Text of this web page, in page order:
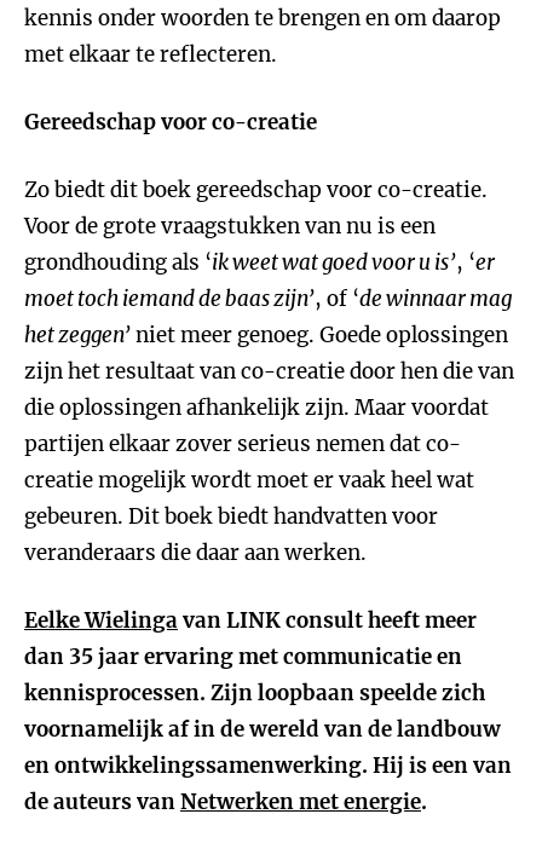
kennis onder woorden te brengen en om daarop
met elkaar te reflecteren.
Gereedschap voor co-creatie
Zo biedt dit boek gereedschap voor co-creatie.
Voor de grote vraagstukken van nu is een
grondhouding als ‘ik weet wat goed voor u is’, ‘er
moet toch iemand de baas zijn’, of ‘de winnaar mag
het zeggen’niet meer genoeg. Goede oplossingen
zijn het resultaat van co-creatie door hen die van
die oplossingen afhankelijk zijn. Maar voordat
partijen elkaar zover serieus nemen dat co-
creatie mogelijk wordt moet er vaak heel wat
gebeuren. Dit boek biedt handvatten voor
veranderaars die daar aan werken.
Eelke Wielingavan LINK consult heeft meer
dan 35 jaar ervaring met communicatie en
kennisprocessen. Zijn loopbaan speelde zich
voornamelijk af in de wereld van de landbouw
en ontwikkelingssamenwerking. Hij is een van
de auteurs vanNetwerken met energie.